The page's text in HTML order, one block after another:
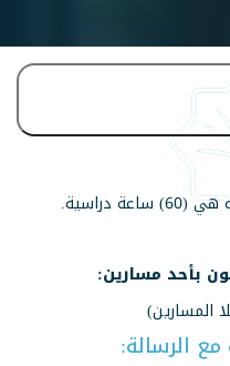
دراسية.
بأحد مسارين:
المسارين)
الرسالة: